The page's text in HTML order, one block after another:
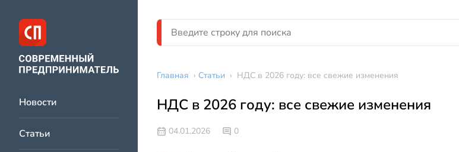
Новости
Статьи
Главная › Статьи › НДС в 2026 году: все свежие изменения
НДС в 2026 году: все свежие изменения
04.01.2026 0